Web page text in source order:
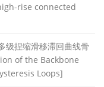
rise connected
级捏缩滑移滞回曲线骨
of the Backbone
Loops]